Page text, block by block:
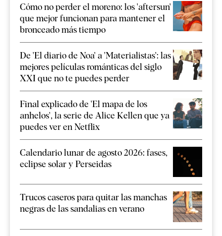
Cómo no perder el moreno: los 'aftersun'
que mejor funcionan para mantener el
bronceado más tiempo
De 'El diario de Noa' a 'Materialistas': las
mejores películas románticas del siglo
XXI que no te puedes perder
Final explicado de 'El mapa de los
anhelos', la serie de Alice Kellen que ya
puedes ver en Netflix
Calendario lunar de agosto 2026: fases,
eclipse solar y Perseidas
Trucos caseros para quitar las manchas
negras de las sandalias en verano